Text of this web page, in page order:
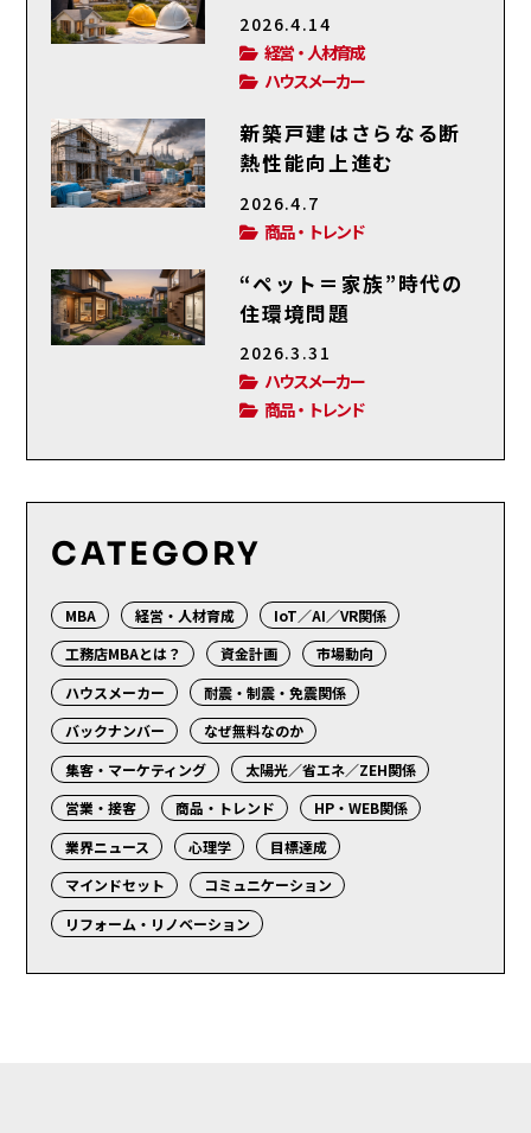
2026.4.14
経営・人材育成
ハウスメーカー
新築戸建はさらなる断
熱性能向上進む
2026.4.7
商品・トレンド
“ペット＝家族”時代の
住環境問題
2026.3.31
ハウスメーカー
商品・トレンド
CATEGORY
MBA 経営・人材育成
IoT／AI／VR関係
工務店MBAとは？
資金計画
市場動向
ハウスメーカー
耐震・制震・免震関係
バックナンバー
なぜ無料なのか
集客・マーケティング
太陽光／省エネ／ZEH関係
営業・接客
商品・トレンド
HP・WEB関係
業界ニュース
心理学
目標達成
マインドセット
コミュニケーション
リフォーム・リノベーション